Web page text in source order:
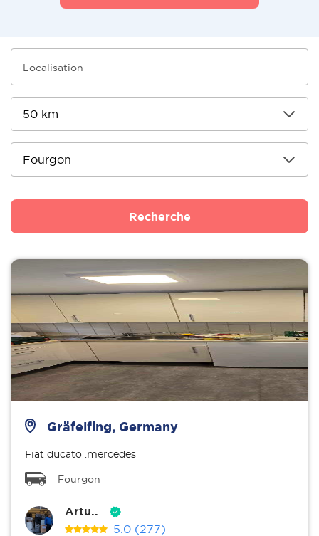
Recherche
Gräfelfing, Germany
Fiat ducato .mercedes
Fourgon
Artu..
5.0 (277)